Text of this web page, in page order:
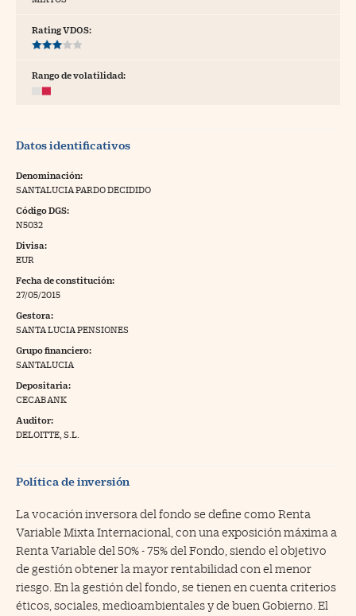
Pyme
a Cinco Días
Rating VDOS:
Rango de volatilidad:
Datos identificativos
Denominación:
SANTALUCIA PARDO DECIDIDO
Código DGS:
N5032
Divisa:
EUR
Fecha de constitución:
27/05/2015
Gestora:
SANTA LUCIA PENSIONES
Grupo financiero:
SANTALUCIA
Depositaria:
CECABANK
Auditor:
DELOITTE, S.L.
Política de inversión
La vocación inversora del fondo se define como Renta
Variable Mixta Internacional, con una exposición máxima a
Renta Variable del 50% - 75% del Fondo, siendo el objetivo
de gestión obtener la mayor rentabilidad con el menor
riesgo. En la gestión del fondo, se tienen en cuenta criterios
éticos, sociales, medioambientales y de buen Gobierno. El